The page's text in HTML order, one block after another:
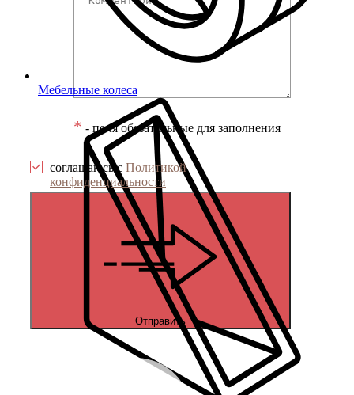
Мебельные колеса
* - поля обязательные для заполнения
соглашаюсь с Политикой
конфиденциальности
Отправить